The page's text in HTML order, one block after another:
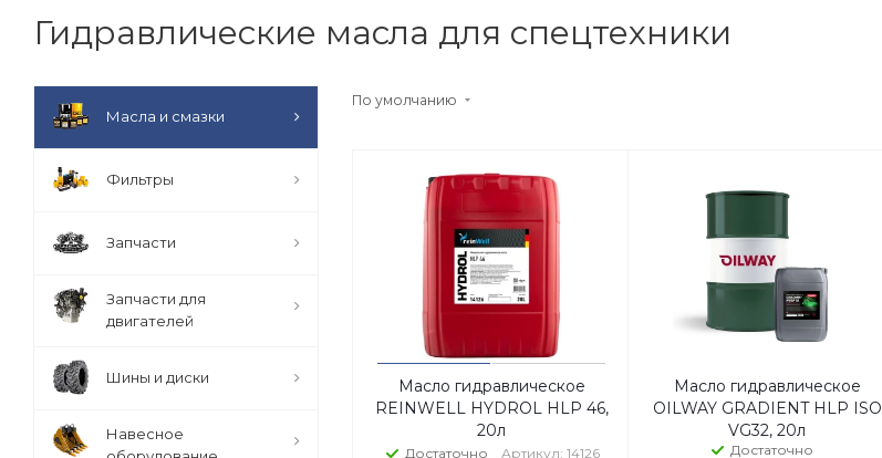
Гидравлические масла для спецтехники
По умолчанию
Масло гидравлическое
REINWELL HYDROL HLP 46,
20л
Достаточно Артикул: 14126
Масло гидравлическое
OILWAY GRADIENT HLP ISO
VG32, 20л
Достаточно
Масла и смазки
Фильтры
Запчасти
Запчасти для
двигателей
Шины и диски
Навесное